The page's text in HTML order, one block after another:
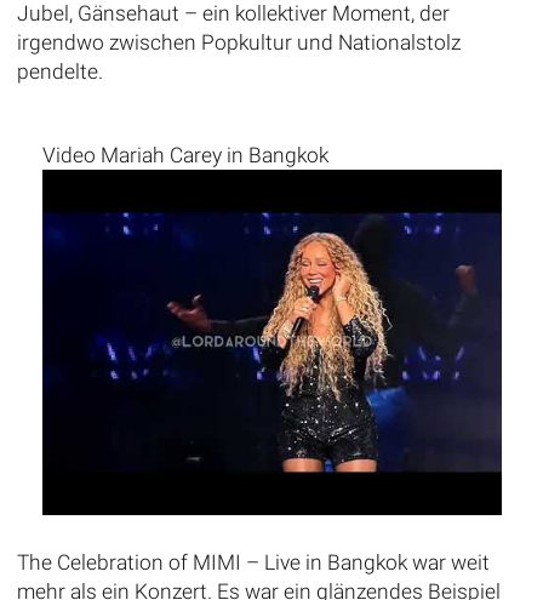
Jubel, Gänsehaut – ein kollektiver Moment, der
irgendwo zwischen Popkultur und Nationalstolz
pendelte.
Video Mariah Carey in Bangkok
The Celebration of MIMI – Live in Bangkok war weit
mehr als ein Konzert. Es war ein glänzendes Beispiel